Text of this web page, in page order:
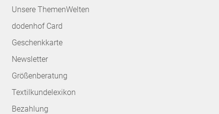
Unsere ThemenWelten
dodenhof Card
Geschenkkarte
Newsletter
Größenberatung
Textilkundelexikon
Bezahlung